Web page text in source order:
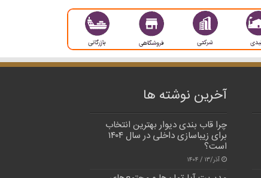
آخرین نوشته ها
چرا قاب بندی دیوار بهترین انتخاب
برای زیباسازی داخلی در سال ۱۴۰۴
است؟
آذر/۱۳ / ۱۴۰۴